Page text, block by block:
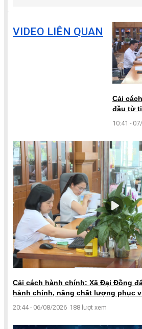
VIDEO LIÊN QUAN
Cải
đầu từ
10:41 -
Cải cách hành chính: Xã Đại Đồng
hành chính, nâng chất lượng phục
20:44 - 06/08/2026 188 lượt xem